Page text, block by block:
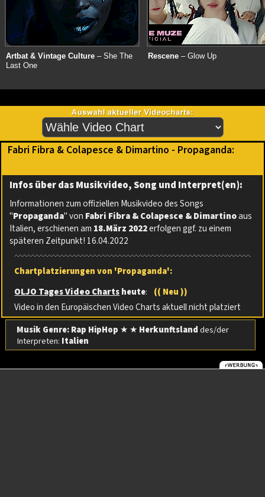
Artbat & Vintage Culture – She The
Last One
Rescene – Glow Up
Fabri Fibra & Colapesce & Dimartino - Propaganda:
Infos über das Musikvideo, Song und Interpret(en):
Informationen zum offiziellen Musikvideo des Songs
"Propaganda" von Fabri Fibra & Colapesce & Dimartinoaus
Italien, erschienen am 18.März 2022erfolgen ggf. zu einem
späteren Zeitpunkt! 16.04.2022
Chartplatzierungen von 'Propaganda':
OLJO Tages Video Chartsheute:
(( Neu ))
Video in den Europäischen Video Charts aktuell nicht platziert
Musik Genre: Rap HipHop ★ ★ Herkunftslanddes/der
Interpreten: Italien